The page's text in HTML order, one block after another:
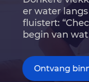
er water
fluistert:
begin van
Ontvang